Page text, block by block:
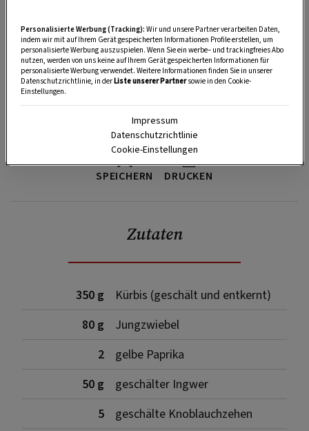
SPEICHERN DRUCKEN
Zutaten
350 g
Kürbis (geschält und entkernt)
80 g
Jungzwiebel
2
gelbe Paprika
50 g
geschälter Ingwer
5
geschälte Knoblauchzehen
Personalisierte Werbung (Tracking): Wir und unsere Partner verarbeiten Daten,
indem wir mit auf Ihrem Gerät gespeicherten Informationen Profile erstellen, um
personalisierte Werbung auszuspielen. Wenn Sie ein werbe– und trackingfreies Abo
nutzen, werden von uns keine auf Ihrem Gerät gespeicherten Informationen für
personalisierte Werbung verwendet. Weitere Informationen finden Sie in unserer
Datenschutzrichtlinie, in derListe unserer Partnersowie in den Cookie-
Einstellungen.
Impressum
Datenschutzrichtlinie
Cookie-Einstellungen